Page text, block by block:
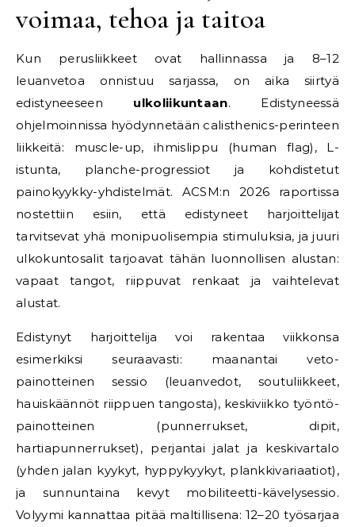
voimaa, tehoa ja taitoa
Kun perusliikkeet ovat hallinnassa ja 8–12
leuanvetoa onnistuu sarjassa, on aika siirtyä
edistyneeseen ulkoliikuntaan. Edistyneessä
ohjelmoinnissa hyödynnetään calisthenics-perinteen
liikkeitä: muscle-up, ihmislippu (human flag), L-
istunta, planche-progressiot ja kohdistetut
painokyykky-yhdistelmät. ACSM:n 2026 raportissa
nostettiin esiin, että edistyneet harjoittelijat
tarvitsevat yhä monipuolisempia stimuluksia, ja juuri
ulkokuntosalit tarjoavat tähän luonnollisen alustan:
vapaat tangot, riippuvat renkaat ja vaihtelevat
alustat.
Edistynyt harjoittelija voi rakentaa viikkonsa
esimerkiksi seuraavasti: maanantai veto-
painotteinen sessio (leuanvedot, soutuliikkeet,
hauiskäännöt riippuen tangosta), keskiviikko työntö-
painotteinen (punnerrukset, dipit,
hartiapunnerrukset), perjantai jalat ja keskivartalo
(yhden jalan kyykyt, hyppykyykyt, plankkivariaatiot),
ja sunnuntaina kevyt mobiliteetti-kävelysessio.
Volyymi kannattaa pitää maltillisena: 12–20 työsarjaa